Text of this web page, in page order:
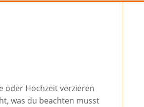
oder Hochzeit verzieren
was du beachten musst